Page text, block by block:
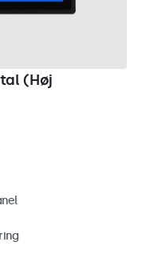
(Høj